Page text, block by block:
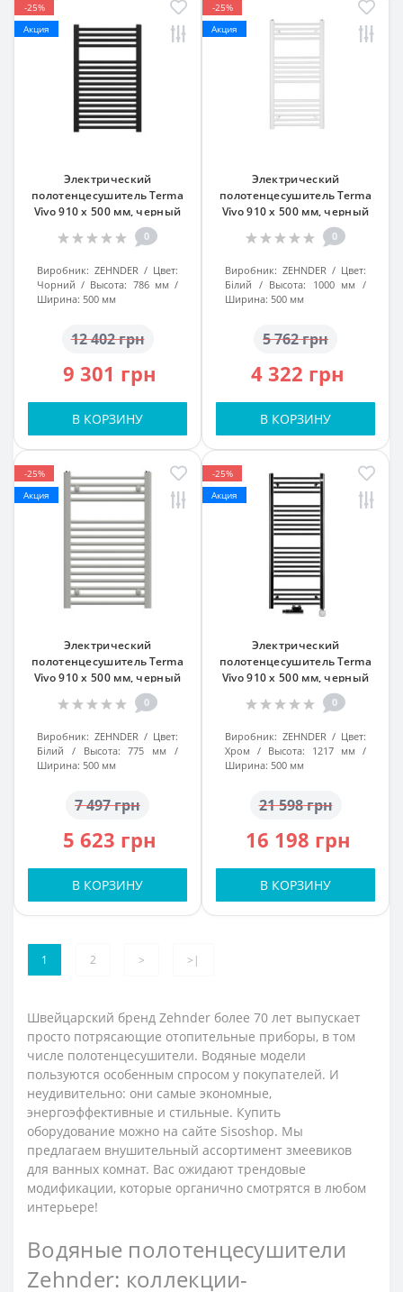
-25%
Акция
Электрический
полотенцесушитель Terma
Vivo 910 x 500 мм, черный
0
Виробник: ZEHNDER
Цвет:
Чорний
Высота: 786 мм
Ширина: 500 мм
12 402 грн
9 301 грн
В КОРЗИНУ
-25%
Акция
Электрический
полотенцесушитель Terma
Vivo 910 x 500 мм, черный
0
Виробник: ZEHNDER
Цвет:
Білий
Высота:
1000 мм
Ширина: 500 мм
5 762 грн
4 322 грн
В КОРЗИНУ
-25%
Акция
Электрический
полотенцесушитель Terma
Vivo 910 x 500 мм, черный
0
Виробник: ZEHNDER
Цвет:
Білий
Высота:
775 мм
Ширина: 500 мм
7 497 грн
5 623 грн
В КОРЗИНУ
-25%
Акция
Электрический
полотенцесушитель Terma
Vivo 910 x 500 мм, черный
0
Виробник: ZEHNDER
Цвет:
Хром
Высота:
1217 мм
Ширина: 500 мм
21 598 грн
16 198 грн
В КОРЗИНУ
1 2 > >|
Швейцарский бренд Zehnder более 70 лет выпускает
просто потрясающие отопительные приборы, в том
числе полотенцесушители. Водяные модели
пользуются особенным спросом у покупателей. И
неудивительно: они самые экономные,
энергоэффективные и стильные. Купить
оборудование можно на сайте Sisoshop. Мы
предлагаем внушительный ассортимент змеевиков
для ванных комнат. Вас ожидают трендовые
модификации, которые органично смотрятся в любом
интерьере!
Водяные полотенцесушители
Zehnder: коллекции-